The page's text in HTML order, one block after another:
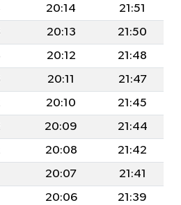
20:14
21:51
20:13
21:50
20:12
21:48
20:11
21:47
20:10
21:45
20:09
21:44
20:08
21:42
20:07
21:41
20:06
21:39